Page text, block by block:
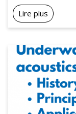
Lire plus